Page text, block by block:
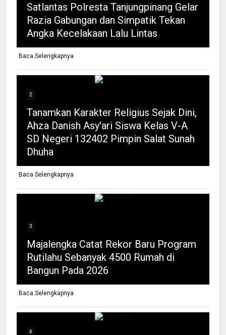
Satlantas Polresta Tanjungpinang Gelar
Razia Gabungan dan Simpatik Tekan
Angka Kecelakaan Lalu Lintas
Baca Selengkapnya
2
Tanamkan Karakter Religius Sejak Dini,
Ahza Danish Asy'ari Siswa Kelas V-A
SD Negeri 132402 Pimpin Salat Sunah
Dhuha
Baca Selengkapnya
3
Majalengka Catat Rekor Baru Program
Rutilahu Sebanyak 4500 Rumah di
Bangun Pada 2026
Baca Selengkapnya
4